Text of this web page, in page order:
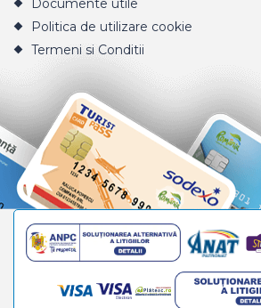
Documente utile
Politica de utilizare cookie
Termeni si Conditii